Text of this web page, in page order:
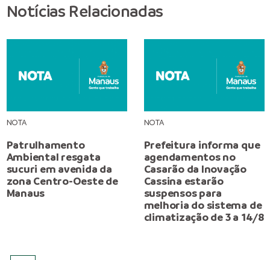
Notícias Relacionadas
NOTA
Patrulhamento
Ambiental resgata
sucuri em avenida da
zona Centro-Oeste de
Manaus
NOTA
Prefeitura informa que
agendamentos no
Casarão da Inovação
Cassina estarão
suspensos para
melhoria do sistema de
climatização de 3 a 14/8